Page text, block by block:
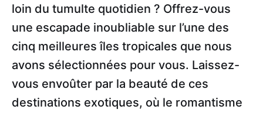
loin du tumulte quotidien ? Offrez-vous
une escapade inoubliable sur l’une des
cinq meilleures îles tropicales que nous
avons sélectionnées pour vous. Laissez-
vous envoûter par la beauté de ces
destinations exotiques, où le romantisme